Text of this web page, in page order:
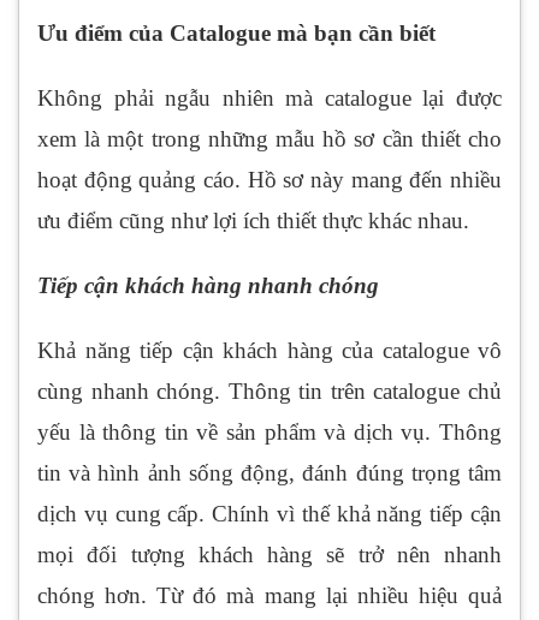
Ưu điểm của Catalogue mà bạn cần biết
Không phải ngẫu nhiên mà catalogue lại được
xem là một trong những mẫu hồ sơ cần thiết cho
hoạt động quảng cáo. Hồ sơ này mang đến nhiều
ưu điểm cũng như lợi ích thiết thực khác nhau.
Tiếp cận khách hàng nhanh chóng
Khả năng tiếp cận khách hàng của catalogue vô
cùng nhanh chóng. Thông tin trên catalogue chủ
yếu là thông tin về sản phẩm và dịch vụ. Thông
tin và hình ảnh sống động, đánh đúng trọng tâm
dịch vụ cung cấp. Chính vì thế khả năng tiếp cận
mọi đối tượng khách hàng sẽ trở nên nhanh
chóng hơn. Từ đó mà mang lại nhiều hiệu quả